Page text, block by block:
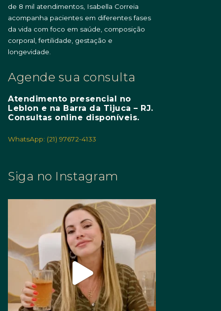
de 8 mil atendimentos, Isabella Correia
acompanha pacientes em diferentes fases
da vida com foco em saúde, composição
corporal, fertilidade, gestação e
longevidade.
Agende sua consulta
Atendimento presencial no
Leblon e na Barra da Tijuca – RJ.
Consultas online disponíveis.
WhatsApp: (21) 97672-4133
Siga no Instagram